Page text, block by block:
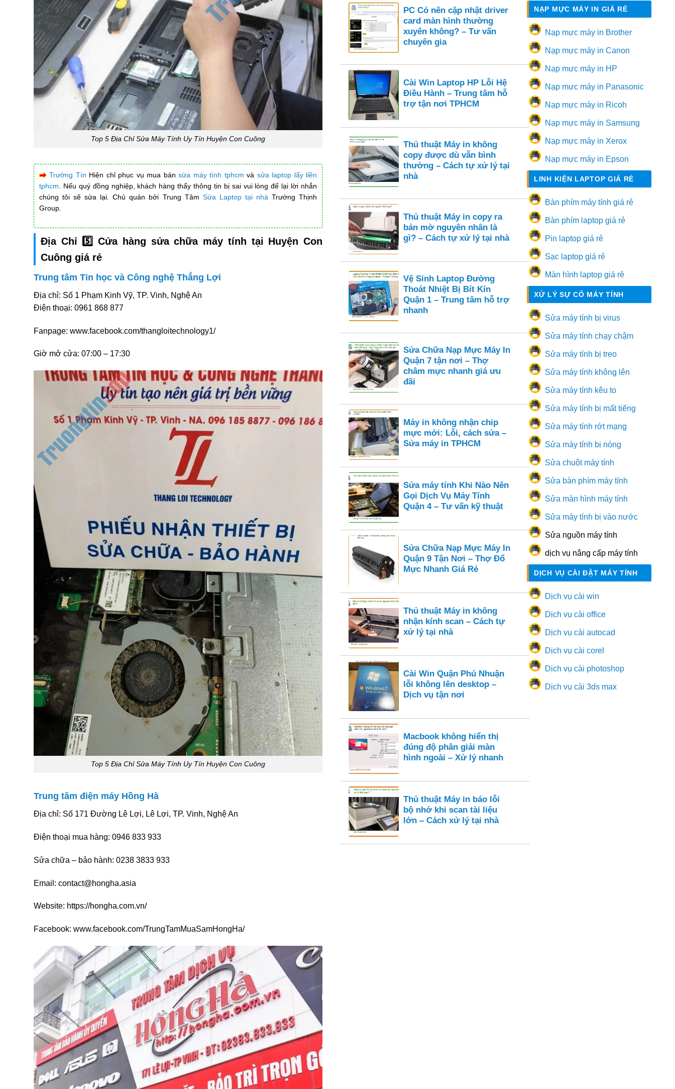
Top 5 Địa Chỉ Sửa Máy Tính Uy Tín Huyện Con Cuông
Trường Tín Hiện chỉ phục vụ mua bán sửa máy tính tphcm và sửa laptop lấy liền
tphcm . Nếu quý đồng nghiệp, khách hàng thấy thông tin bị sai vui lòng để lại lời nhắn
chúng tôi sẽ sửa lại. Chủ quản bởi Trung Tâm Sửa Laptop tại nhà Trường Thịnh
Group.
Địa Chỉ 5️⃣ Cửa hàng sửa chữa máy tính tại Huyện Con
Cuông giá rẻ
Trung tâm Tin học và Công nghệ Thắng Lợi
Địa chỉ: Số 1 Phạm Kinh Vỹ, TP. Vinh, Nghệ An
Điện thoại: 0961 868 877
Fanpage: www.facebook.com/thangloitechnology1/
Giờ mở cửa: 07:00 – 17:30
Top 5 Địa Chỉ Sửa Máy Tính Uy Tín Huyện Con Cuông
Trung tâm điện máy Hồng Hà
Địa chỉ: Số 171 Đường Lê Lợi, Lê Lợi, TP. Vinh, Nghệ An
Điện thoại mua hàng: 0946 833 933
Sửa chữa – bảo hành: 0238 3833 933
Email: contact@hongha.asia
Website: https://hongha.com.vn/
Facebook: www.facebook.com/TrungTamMuaSamHongHa/
PC Có nên cập nhật driver
card màn hình thường
xuyên không? – Tư vấn
chuyên gia
Cài Win Laptop HP Lỗi Hệ
Điều Hành – Trung tâm hỗ
trợ tận nơi TPHCM
Thủ thuật Máy in không
copy được dù vẫn bình
thường – Cách tự xử lý tại
nhà
Thủ thuật Máy in copy ra
bản mờ nguyên nhân là
gì? – Cách tự xử lý tại nhà
Vệ Sinh Laptop Đường
Thoát Nhiệt Bị Bít Kín
Quận 1 – Trung tâm hỗ trợ
nhanh
Sửa Chữa Nạp Mực Máy In
Quận 7 tận nơi – Thợ
châm mực nhanh giá ưu
đãi
Máy in không nhận chip
mực mới: Lỗi, cách sửa –
Sửa máy in TPHCM
Sửa máy tính Khi Nào Nên
Gọi Dịch Vụ Máy Tính
Quận 4 – Tư vấn kỹ thuật
Sửa Chữa Nạp Mực Máy In
Quận 9 Tận Nơi – Thợ Đổ
Mực Nhanh Giá Rẻ
Thủ thuật Máy in không
nhận kính scan – Cách tự
xử lý tại nhà
Cài Win Quận Phú Nhuận
lỗi không lên desktop –
Dịch vụ tận nơi
Macbook không hiển thị
đúng độ phân giải màn
hình ngoài – Xử lý nhanh
Thủ thuật Máy in báo lỗi
bộ nhớ khi scan tài liệu
lớn – Cách xử lý tại nhà
NẠP MỰC MÁY IN GIÁ RẺ
Nạp mực máy in Brother
Nạp mực máy in Canon
Nạp mực máy in HP
Nạp mực máy in Panasonic
Nạp mực máy in Ricoh
Nạp mực máy in Samsung
Nạp mực máy in Xerox
Nạp mực máy in Epson
LINH KIỆN LAPTOP GIÁ RẺ
Bàn phím máy tính giá rẻ
Bàn phím laptop giá rẻ
Pin laptop giá rẻ
Sạc laptop giá rẻ
Màn hình laptop giá rẻ
XỬ LÝ SỰ CỐ MÁY TÍNH
Sửa máy tính bị virus
Sửa máy tính chạy chậm
Sửa máy tính bị treo
Sửa máy tính không lên
Sửa máy tính kêu to
Sửa máy tính bị mất tiếng
Sửa máy tính rớt mạng
Sửa máy tính bị nóng
Sửa chuột máy tính
Sửa bàn phím máy tính
Sửa màn hình máy tính
Sửa máy tính bị vào nước
Sửa nguồn máy tính
dịch vụ nâng cấp máy tính
DỊCH VỤ CÀI ĐẶT MÁY TÍNH
Dịch vụ cài win
Dịch vụ cài office
Dịch vụ cài autocad
Dịch vụ cài corel
Dịch vụ cài photoshop
Dịch vụ cài 3ds max